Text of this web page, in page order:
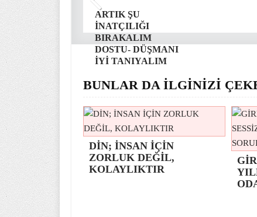
ARTIK ŞU
İNATÇILIĞI
BIRAKALIM
DOSTU- DÜŞMANI
İYİ TANIYALIM
BUNLAR DA İLGİNİZİ
DİN; İNSAN İÇİN
ZORLUK DEĞİL,
KOLAYLIKTIR